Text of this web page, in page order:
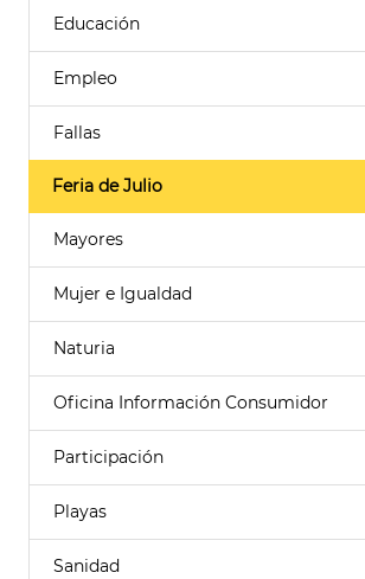
Educación
Empleo
Fallas
Feria de Julio
Mayores
Mujer e Igualdad
Naturia
Oficina Información Consumidor
Participación
Playas
Sanidad